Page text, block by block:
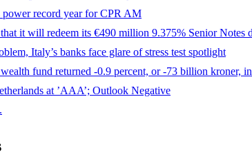
record year for CPR AM
it will redeem its €490 million 9.375% Senior Notes
Italy’s banks face glare of stress test spotlight
fund returned -0.9 percent, or -73 billion kroner,
at ’AAA’; Outlook Negative